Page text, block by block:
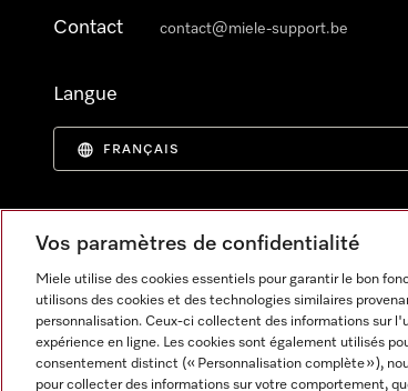
Contact contact@miele-support.be
Langue
FRANÇAIS
Vos paramètres de confidentialité
Miele utilise des cookies essentiels pour garantir le bon
utilisons des cookies et des technologies similaires
personnalisation. Ceux-ci collectent des informations sur
expérience en ligne. Les cookies sont également utilisés
consentement distinct (« Personnalisation complète »),
pour collecter des informations sur votre comportement,